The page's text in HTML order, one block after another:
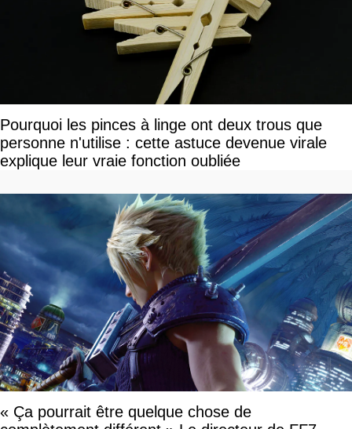
Pourquoi les pinces à linge ont deux trous que
personne n'utilise : cette astuce devenue virale
explique leur vraie fonction oubliée
« Ça pourrait être quelque chose de